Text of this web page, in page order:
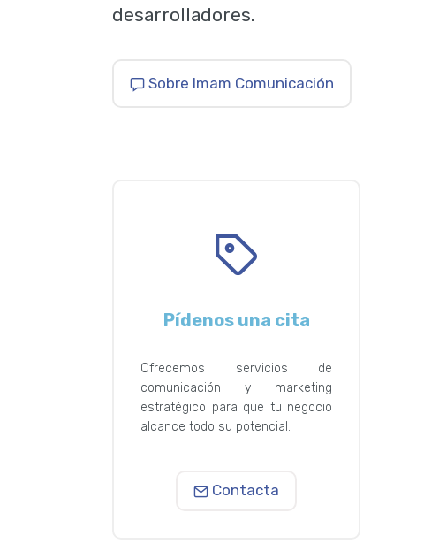
desarrolladores.
Sobre Imam Comunicación
Pídenos una cita
Ofrecemos servicios de
comunicación y marketing
estratégico para que tu negocio
alcance todo su potencial.
Contacta